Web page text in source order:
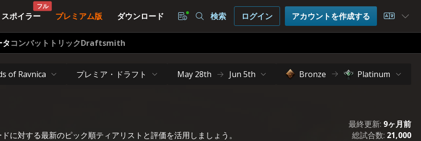
スポイラー
フル
プレミアム版 ダウンロード 検索 ログイン アカウントを作成する Choose
コンバットトリックDraftsmith
of Ravnica プレミア・ドラフト May 28th Jun 5th Bronze Platinum
対する最新のピック順ティアリストと評価を活用しましょう。
最終更新: 9ヶ月前
総試合数: 21,000